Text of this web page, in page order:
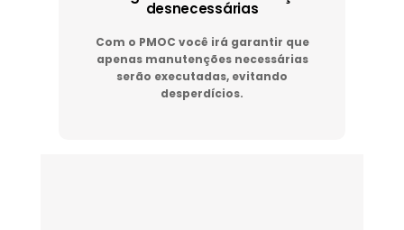
desnecessárias
Com o PMOC você irá garantir que
apenas manutenções necessárias
serão executadas, evitando
desperdícios.